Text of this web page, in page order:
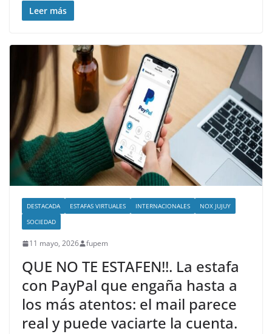
Leer más
DESTACADA ESTAFAS VIRTUALES INTERNACIONALES
NOX JUJUY
SOCIEDAD
11 mayo, 2026 fupem
QUE NO TE ESTAFEN!!. La estafa
con PayPal que engaña hasta a
los más atentos: el mail parece
real y puede vaciarte la cuenta.